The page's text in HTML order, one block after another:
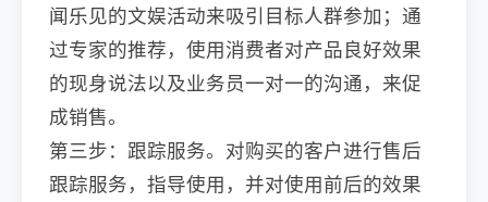
闻乐见的文娱活动来吸引目标人群参加；通
过专家的推荐，使用消费者对产品良好效果
的现身说法以及业务员一对一的沟通，来促
成销售。
第三步：跟踪服务。对购买的客户进行售后
跟踪服务，指导使用，并对使用前后的效果